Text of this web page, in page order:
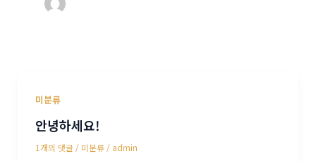
미분류
안녕하세요!
1개의 댓글 / 미분류/ admin